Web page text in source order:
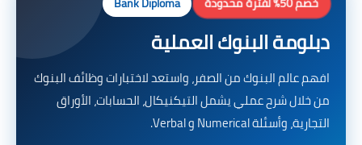
دبلومة البنوك العملية
افهم عالم البنوك من الصفر، واستعد لاختبارات وظائف البنوك
من خلال شرح عملي يشمل التيكنيكال، الحسابات، الأوراق
التجارية، وأسئلة Numerical و Verbal.